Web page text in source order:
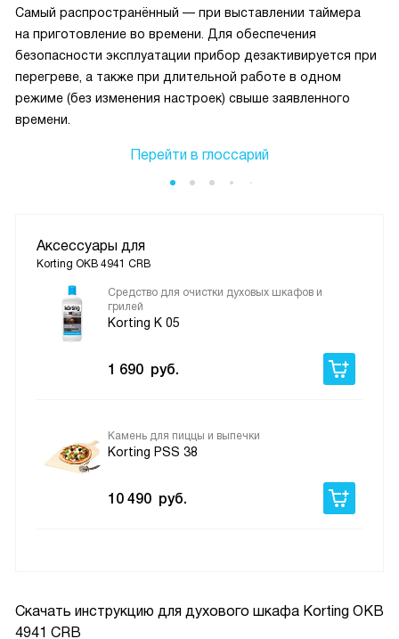
Скачать инструкцию для духового шкафа Korting OKB
4941 CRB
Самый распространённый — при выставлении таймера
на приготовление во времени. Для обеспечения
безопасности эксплуатации прибор дезактивируется при
перегреве, а также при длительной работе в одном
режиме (без изменения настроек) свыше заявленного
времени.
Перейти в глоссарий
Аксессуары для
Korting OKB 4941 CRB
Средство для очистки духовых шкафов и
грилей
Korting K 05
1 690 руб.
Камень для пиццы и выпечки
Korting PSS 38
10 490 руб.